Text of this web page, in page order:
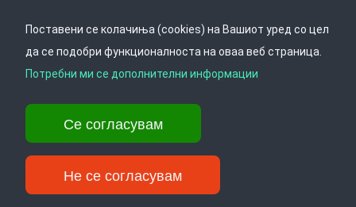
Врати се горе Следете не на
Ул. Даме Груев 14, Катна гаража Беко на 1-виот кат, 1000 Скопје,
Тел: +389 2 3103 601 (641), Факс: +389 2 3137 149 |
info@ippo.gov.mk
Поставени се колачиња (cookies) на Вашиот уред со цел
да се подобри функционалноста на оваа веб страница.
Потребни ми се дополнителни информации
Се согласувам
Не се согласувам